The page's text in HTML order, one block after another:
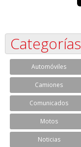
Categorías
Automóviles
Camiones
Comunicados
Motos
Noticias